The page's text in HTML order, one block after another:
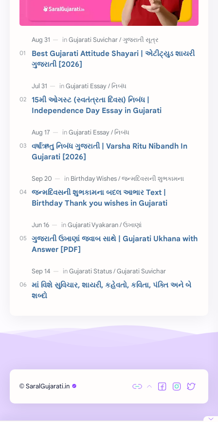
ધોરણ 5 માહિતી
ગુજરાતી સૂત્ર
ચાલીસા
દિવાળી સમાનાર્થી શબ્દો
સ્પીચ ગુજરાતી Textbook PDF
રક્ષાબંધન 26 જાન્યુઆરી
જાણવા જેવું
શિક્ષક દિવસ ઉત્તરાયણ
કહેવતો Birthday Wishes
Gujarati Slogans Gujarati Speech
ગુજરાતી વ્યાકરણ
જ્ઞાન સાધના પરીક્ષા Lekhan
Merit List
મહાત્મા ગાંધી
Exam Gujarati Status
Best Gujarati Attitude Shayari | એટીટ્યુડ શાયરી
ગુજરાતી [2026]
15મી ઓગસ્ટ (સ્વતંત્રતા દિવસ) નિબંધ |
Independence Day Essay in Gujarati
વર્ષાઋતુ નિબંધ ગુજરાતી | Varsha Ritu Nibandh In
Gujarati [2026]
જન્મદિવસની શુભકામના બદલ આભાર Text |
Birthday Thank you wishes in Gujarati
ગુજરાતી ઉખાણાં જવાબ સાથે | Gujarati Ukhana with
Answer [PDF]
માં વિશે સુવિચાર, શાયરી, કહેવતો, કવિતા, પંક્તિ અને બે
શબ્દો
© SaralGujarati.in